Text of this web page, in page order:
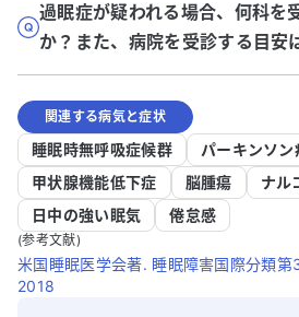
過眠症が疑われる場合、何科を
か？また、病院を受診する目安
関連する病気と症状
睡眠時無呼吸症候群 パーキンソン
甲状腺機能低下症
脳腫瘍
ナル
日中の強い眠気
倦怠感
(参考文献)
米国睡眠医学会著. 睡眠障害国際分類第3
2018